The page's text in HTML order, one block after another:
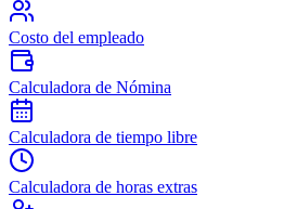
Costo del empleado
Calculadora de Nómina
Calculadora de tiempo libre
Calculadora de horas extras